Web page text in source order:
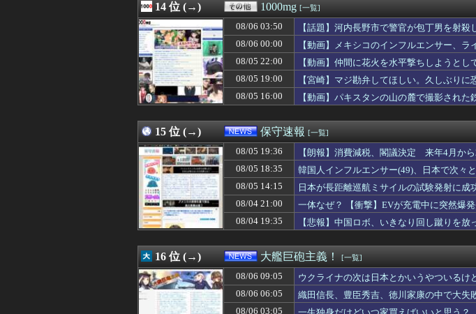
08/06 10:14
「ロシアによるハンティングだ」ドローンがウクライナ
08/06 10:13
オタク系コンテンツの主人公「ヒロインか全人類かの二
08/06 10:12
15階建てマンションのガラス清掃をしていた男性が転
08/06 10:12
【議論】永住権の条件「日本人世帯の平均年収以上」←
08/06 10:12
嫁には歳が離れた9歳の弟がいる。だがその弟は「弟で
08/06 10:11
PL学園野球部が休部して今年で10年目、PL学園の全生徒
08/06 10:10
【画像】田中みな実(39) 妊娠中でも露出多めのドレス、
08/06 10:10
ジャンポケ斉藤さん、求刑7年・・・
08/06 10:10
【速報】共同通信に天罰、不正アクセスが発覚「職員・
08/06 10:09
【画像】さすがにデカすぎるコスプレイヤー
14 位 (→) 1000mg [一覧]
08/06 03:50
【話題】河内長野市で警官が包丁男を射殺
08/06 00:00
【動画】メキシコのインフルエンサー、ラ
08/05 22:00
【動画】仲間に花火を水平撃ちしようとし
08/05 19:00
【宮崎】マジ勘弁してほしい。久しぶりに
08/05 16:00
【動画】パキスタンの山の麓で撮影された
15 位 (→) 保守速報 [一覧]
08/05 19:36
【朗報】消費減税、閣議決定 来年4月か
08/05 18:35
韓国人インフルエンサー(49)、日本で次
08/05 14:15
日本が長距離巡航ミサイルの試験発射に成
必ず後悔させる」
08/04 21:00
一体なぜ？ 【衝撃】EVが充電中に突然爆
08/04 19:35
【悲報】中国ロボ、いきなり回し蹴りを
16 位 (→) 大艦巨砲主義！ [一覧]
08/06 09:05
ウクライナの次は日本とかいうやついるけ
08/06 06:05
織田信長、豊臣秀吉、徳川家康の中で大失
08/06 03:05